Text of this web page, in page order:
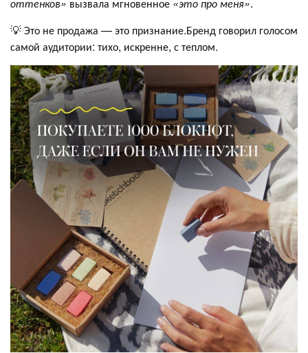
оттенков» вызвала мгновенное «это про меня».
💡 Это не продажа — это признание.Бренд говорил голосом
самой аудитории: тихо, искренне, с теплом.